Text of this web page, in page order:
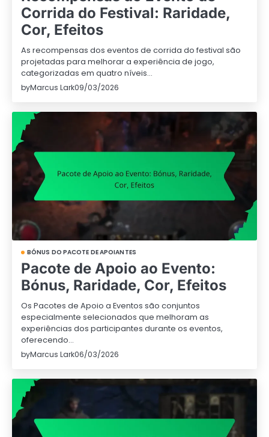
Corrida do Festival: Raridade,
Cor, Efeitos
As recompensas dos eventos de corrida do festival são
projetadas para melhorar a experiência de jogo,
categorizadas em quatro níveis…
byMarcus Lark09/03/2026
BÓNUS DO PACOTE DE APOIANTES
Pacote de Apoio ao Evento:
Bónus, Raridade, Cor, Efeitos
Os Pacotes de Apoio a Eventos são conjuntos
especialmente selecionados que melhoram as
experiências dos participantes durante os eventos,
oferecendo…
byMarcus Lark06/03/2026